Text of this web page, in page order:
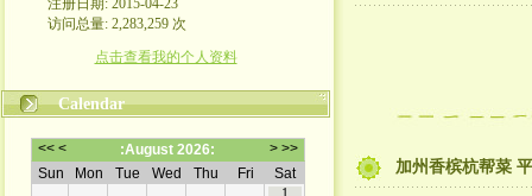
注册日期: 2015-04-23
访问总量: 2,283,259 次
点击查看我的个人资料
Calendar
加州香槟杭帮菜